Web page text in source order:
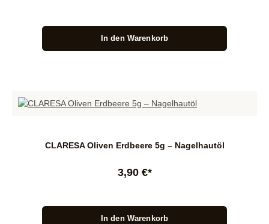
In den Warenkorb
CLARESA Oliven Erdbeere 5g – Nagelhautöl
3,90 €*
In den Warenkorb